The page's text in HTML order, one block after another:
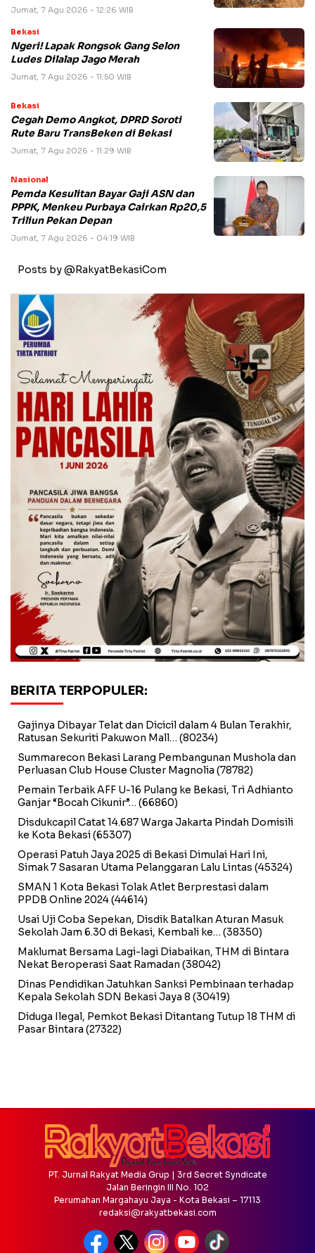
Jumat, 7 Agu 2026 - 12:26 WIB
Bekasi
Ngeri! Lapak Rongsok Gang Selon
Ludes Dilalap Jago Merah
Jumat, 7 Agu 2026 - 11:50 WIB
Bekasi
Cegah Demo Angkot, DPRD Soroti
Rute Baru TransBeken di Bekasi
Jumat, 7 Agu 2026 - 11:29 WIB
Nasional
Pemda Kesulitan Bayar Gaji ASN dan
PPPK, Menkeu Purbaya Cairkan Rp20,5
Triliun Pekan Depan
Jumat, 7 Agu 2026 - 04:19 WIB
Posts by @RakyatBekasiCom
BERITA TERPOPULER:
Gajinya Dibayar Telat dan Dicicil dalam 4 Bulan Terakhir,
Ratusan Sekuriti Pakuwon Mall… (80234)
Summarecon Bekasi Larang Pembangunan Mushola dan
Perluasan Club House Cluster Magnolia (78782)
Pemain Terbaik AFF U-16 Pulang ke Bekasi, Tri Adhianto
Ganjar “Bocah Cikunir”… (66860)
Disdukcapil Catat 14.687 Warga Jakarta Pindah Domisili
ke Kota Bekasi(65307)
Operasi Patuh Jaya 2025 di Bekasi Dimulai Hari Ini,
Simak 7 Sasaran Utama Pelanggaran Lalu Lintas (45324)
SMAN 1 Kota Bekasi Tolak Atlet Berprestasi dalam
PPDB Online 2024(44614)
Usai Uji Coba Sepekan, Disdik Batalkan Aturan Masuk
Sekolah Jam 6.30 di Bekasi, Kembali ke… (38350)
Maklumat Bersama Lagi-lagi Diabaikan, THM di Bintara
Nekat Beroperasi Saat Ramadan (38042)
Dinas Pendidikan Jatuhkan Sanksi Pembinaan terhadap
Kepala Sekolah SDN Bekasi Jaya 8 (30419)
Diduga Ilegal, Pemkot Bekasi Ditantang Tutup 18 THM di
Pasar Bintara (27322)
PT. Jurnal Rakyat Media Grup | 3rd Secret Syndicate
Jalan Beringin III No. 102
Perumahan Margahayu Jaya - Kota Bekasi – 17113
redaksi@rakyatbekasi.com